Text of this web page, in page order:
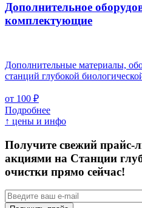
Дополнительное
комплектующие
Дополнительные материалы,
станций глубокой
от 100 ₽
Подробнее
↑ цены и инфо
Получите свежий прайс-
акциями на Станции
очистки прямо сейчас!